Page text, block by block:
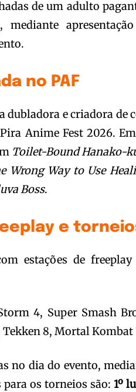
de um adulto
no PAF
dubladora e criadora de
Anime Fest 2026.
Toilet-Bound Hanako-
Wrong Way to Use
Boss.
e
estações de
4, Super Smash
8, Mortal Kombat
no dia do evento,
os torneios são: 1º